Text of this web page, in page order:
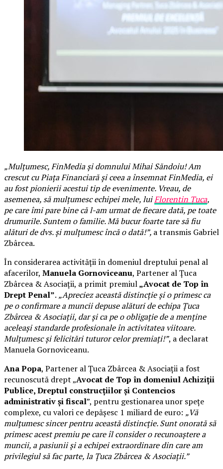
„Mulțumesc, FinMedia și domnului Mihai Săndoiu! Am
crescut cu Piața Financiară și ceea a însemnat FinMedia, ei
au fost pionierii acestui tip de evenimente. Vreau, de
asemenea, să mulțumesc echipei mele, luiFlorentin Țuca,
pe care îmi pare bine că l-am urmat de fiecare dată, pe toate
drumurile. Suntem o familie. Mă bucur foarte tare să fiu
alături de dvs. și mulțumesc încă o dată!”, a transmis Gabriel
Zbârcea.
În considerarea activității în domeniul dreptului penal al
afacerilor, Manuela Gornoviceanu, Partener al Țuca
Zbârcea & Asociații, a primit premiul„Avocat de Top în
Drept Penal”. „Apreciez această distincție și o primesc ca
pe o confirmare a muncii depuse alături de echipa Țuca
Zbârcea & Asociații, dar și ca pe o obligație de a menține
aceleași standarde profesionale în activitatea viitoare.
Mulțumesc și felicitări tuturor celor premiați!”, a declarat
Manuela Gornoviceanu.
Ana Popa, Partener al Țuca Zbârcea & Asociații a fost
recunoscută drept „Avocat de Top în domeniul Achiziții
Publice, Dreptul construcțiilor și Contencios
administrativ și fiscal”, pentru gestionarea unor spețe
complexe, cu valori ce depășesc 1 miliard de euro: „Vă
mulțumesc sincer pentru această distincție. Sunt onorată să
primesc acest premiu pe care îl consider o recunoaștere a
muncii, a pasiunii și a echipei extraordinare din care am
privilegiul să fac parte, la Țuca Zbârcea & Asociații.”